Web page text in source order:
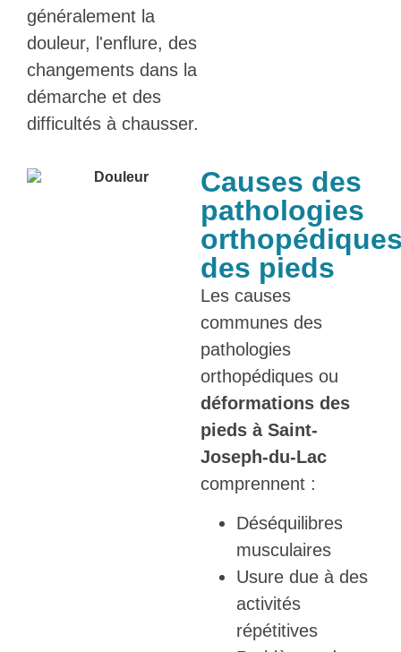
généralement la
douleur, l'enflure, des
changements dans la
démarche et des
difficultés à chausser.
Causes des
pathologies
des pieds
Les causes
communes des
pathologies
orthopédiques ou
déformations des
pieds à Saint-
Joseph-du-Lac
comprennent :
Déséquilibres
musculaires
Usure due à des
activités
répétitives